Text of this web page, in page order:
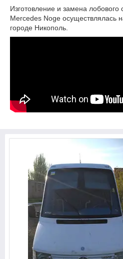
Изготовление и замена лобового
Mercedes Noge осуществлялась
городе Никополь.